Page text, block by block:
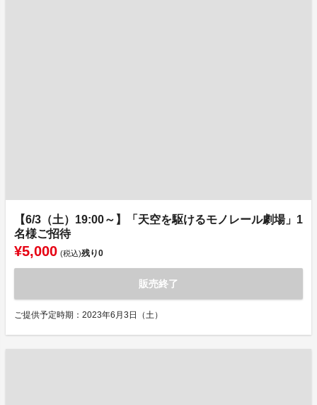
【6/3（土）19:00～】「天空を駆けるモノレール劇場」1
名様ご招待
¥5,000 (税込)残り0
販売終了
ご提供予定時期：2023年6月3日（土）